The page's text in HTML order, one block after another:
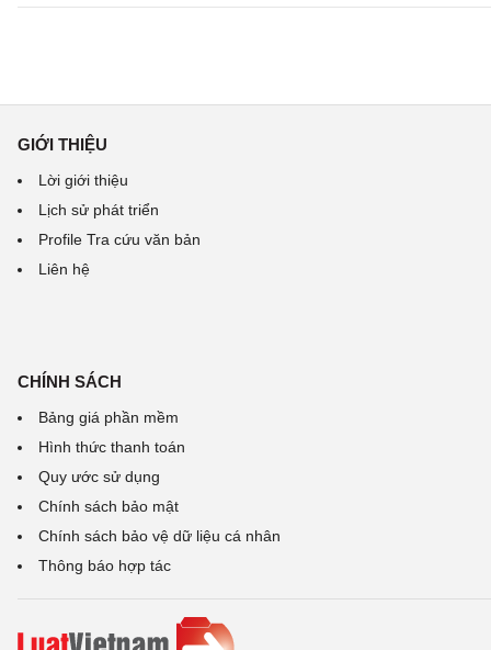
GIỚI THIỆU
Lời giới thiệu
Lịch sử phát triển
Profile Tra cứu văn bản
Liên hệ
CHÍNH SÁCH
Bảng giá phần mềm
Hình thức thanh toán
Quy ước sử dụng
Chính sách bảo mật
Chính sách bảo vệ dữ liệu cá nhân
Thông báo hợp tác